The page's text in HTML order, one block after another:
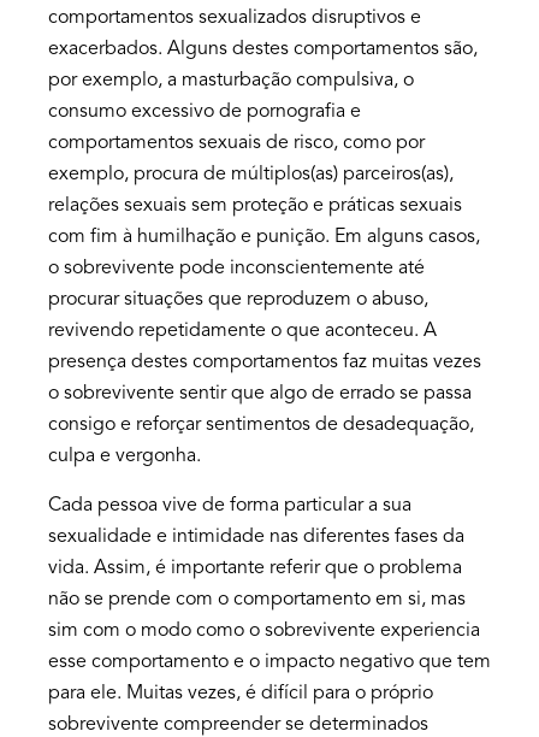
comportamentos sexualizados disruptivos e
exacerbados. Alguns destes comportamentos são,
por exemplo, a masturbação compulsiva, o
consumo excessivo de pornografia e
comportamentos sexuais de risco, como por
exemplo, procura de múltiplos(as) parceiros(as),
relações sexuais sem proteção e práticas sexuais
com fim à humilhação e punição. Em alguns casos,
o sobrevivente pode inconscientemente até
procurar situações que reproduzem o abuso,
revivendo repetidamente o que aconteceu. A
presença destes comportamentos faz muitas vezes
o sobrevivente sentir que algo de errado se passa
consigo e reforçar sentimentos de desadequação,
culpa e vergonha.
Cada pessoa vive de forma particular a sua
sexualidade e intimidade nas diferentes fases da
vida. Assim, é importante referir que o problema
não se prende com o comportamento em si, mas
sim com o modo como o sobrevivente experiencia
esse comportamento e o impacto negativo que tem
para ele. Muitas vezes, é difícil para o próprio
sobrevivente compreender se determinados